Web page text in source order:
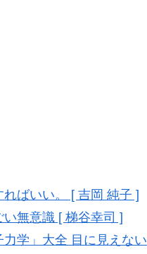
ばいい。 [ 吉岡 純子 ]
無意識 [ 梯谷幸司 ]
学」大全 目に見えな